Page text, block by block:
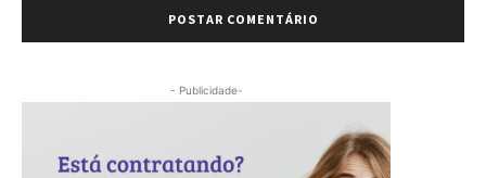
- Publicidade-